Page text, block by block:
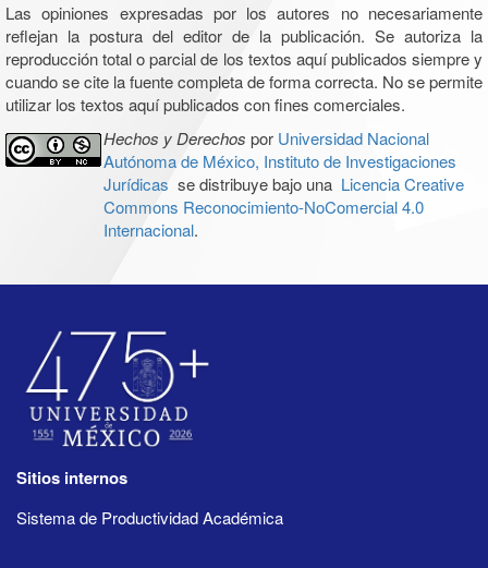
Las opiniones expresadas por los autores no necesariamente
reflejan la postura del editor de la publicación. Se autoriza la
reproducción total o parcial de los textos aquí publicados siempre y
cuando se cite la fuente completa de forma correcta. No se permite
utilizar los textos aquí publicados con fines comerciales.
Hechos y Derechos por Universidad Nacional
Autónoma de México, Instituto de Investigaciones
Jurídicas se distribuye bajo una Licencia Creative
Commons Reconocimiento-NoComercial 4.0
Internacional.
Sitios internos
Sistema de Productividad Académica